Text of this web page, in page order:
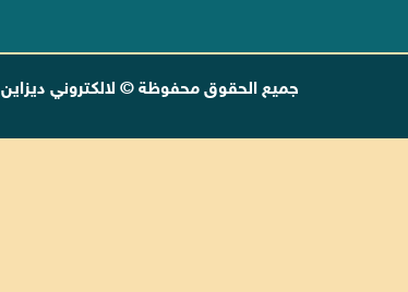
جميع الحقوق محفوظة © لالكتروني ديزاين 2026